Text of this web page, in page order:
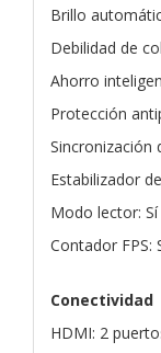
Brillo
Debilidad de
Ahorro
Protección
Sincronización
Estabilizador
Modo lector: Sí
Contador FPS:
Conectividad
HDMI: 2